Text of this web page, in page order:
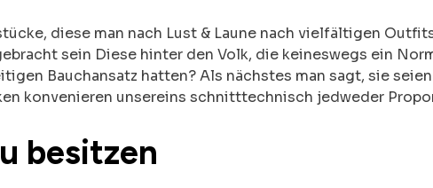
diese man nach Lust & Laune nach vielfältigen
sein Diese hinter den Volk, die keineswegs ein
Bauchansatz hatten? Als nächstes man sagt, sie
konvenieren unsereins schnitttechnisch jedweder
besitzen